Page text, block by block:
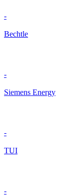
-
Bechtle
-
Siemens Energy
-
TUI
-